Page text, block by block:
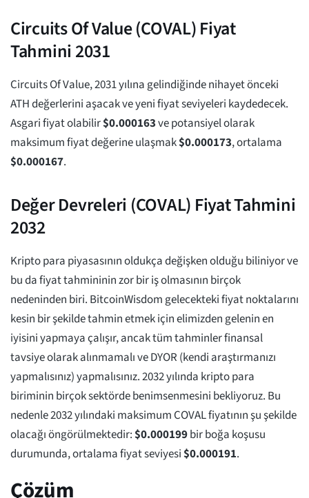
Circuits Of Value (COVAL) Fiyat
Tahmini 2031
Circuits Of Value, 2031 yılına gelindiğinde nihayet önceki
ATH değerlerini aşacak ve yeni fiyat seviyeleri kaydedecek.
Asgari fiyat olabilir$0.000163ve potansiyel olarak
maksimum fiyat değerine ulaşmak$0.000173, ortalama
$0.000167.
Değer Devreleri (COVAL) Fiyat Tahmini
2032
Kripto para piyasasının oldukça değişken olduğu biliniyor ve
bu da fiyat tahmininin zor bir iş olmasının birçok
nedeninden biri. BitcoinWisdom gelecekteki fiyat noktalarını
kesin bir şekilde tahmin etmek için elimizden gelenin en
iyisini yapmaya çalışır, ancak tüm tahminler finansal
tavsiye olarak alınmamalı ve DYOR (kendi araştırmanızı
yapmalısınız) yapmalısınız. 2032 yılında kripto para
biriminin birçok sektörde benimsenmesini bekliyoruz. Bu
nedenle 2032 yılındaki maksimum COVAL fiyatının şu şekilde
olacağı öngörülmektedir:$0.000199bir boğa koşusu
durumunda, ortalama fiyat seviyesi$0.000191.
Çözüm